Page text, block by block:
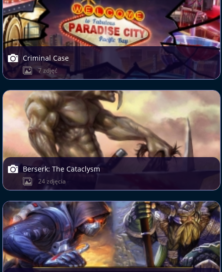
Criminal Case
7 zdjęć
Berserk: The Cataclysm
24 zdjęcia